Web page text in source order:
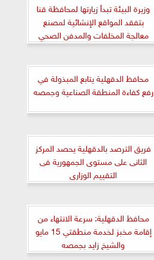
وزيرة البيئة تبدأ زيارتها لمحافظة قنا
بتفقد المواقع الإنشائية لمصنع
معالجة المخلفات والمدفن الصحي
محافظ الدقهلية يتابع المبذولة في
رفع كفاءة المنطقة الصناعية وجمصه
فريق الترصد بالدقهلية يحصد المركز
الثانى على مستوى الجمهورية فى
التقييم الوزارى
محافظ الدقهلية: سرعة الانتهاء من
إقامة مخبز لخدمة منطقتي 15 مايو
والشيخ زايد بجمصه